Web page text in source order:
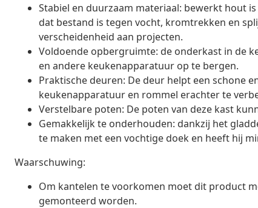
Stabiel en duurzaam materiaal: bewerkt hout
dat bestand is tegen vocht, kromtrekken en
verscheidenheid aan projecten.
Voldoende opbergruimte: de onderkast in de
en andere keukenapparatuur op te bergen.
Praktische deuren: De deur helpt een schone
keukenapparatuur en rommel erachter te
Verstelbare poten: De poten van deze kast
Gemakkelijk te onderhouden: dankzij het
te maken met een vochtige doek en heeft hij
Waarschuwing:
Om kantelen te voorkomen moet dit product
gemonteerd worden.